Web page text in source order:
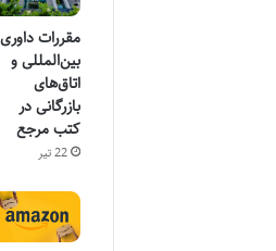
مقررات داوری
بین‌المللی و
اتاق‌های
بازرگانی در
کتب مرجع
22 تیر